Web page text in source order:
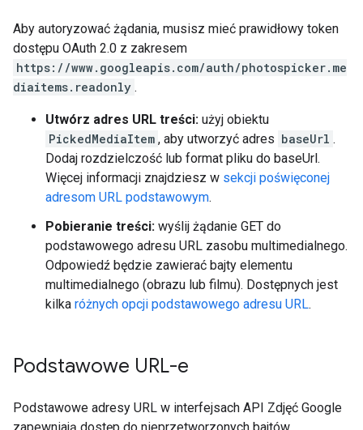
Aby autoryzować żądania, musisz mieć prawidłowy token
dostępu OAuth 2.0 z zakresem
https://www.googleapis.com/auth/photospicker.me
diaitems.readonly .
Utwórz adres URL treści: użyj obiektu
PickedMediaItem , aby utworzyć adres baseUrl .
Dodaj rozdzielczość lub format pliku do baseUrl.
Więcej informacji znajdziesz w sekcji poświęconej
adresom URL podstawowym.
Pobieranie treści: wyślij żądanie GET do
podstawowego adresu URL zasobu multimedialnego.
Odpowiedź będzie zawierać bajty elementu
multimedialnego (obrazu lub filmu). Dostępnych jest
kilka różnych opcji podstawowego adresu URL.
Podstawowe URL-e
Podstawowe adresy URL w interfejsach API Zdjęć Google